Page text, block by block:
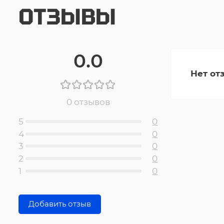
ОТЗЫВЫ
0.0
0 отзывов
5
0
4
0
3
0
2
0
1
0
Добавить отзыв
Нет